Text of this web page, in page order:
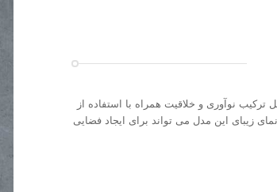
ترکیب نوآوری و خلاقیت همراه با استفاده از
زیبای این مدل می تواند برای ایجاد فضایی